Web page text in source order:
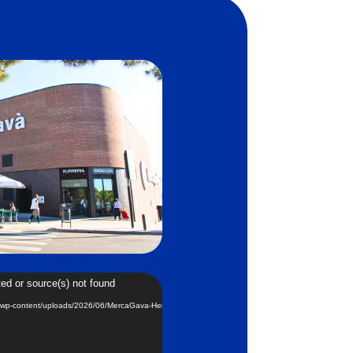
or source(s) not found
content/uploads/2026/06/MercaGava-Hero.mp4